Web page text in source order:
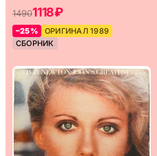
14901118 ₽
–25%
ОРИГИНАЛ 1989
СБОРНИК